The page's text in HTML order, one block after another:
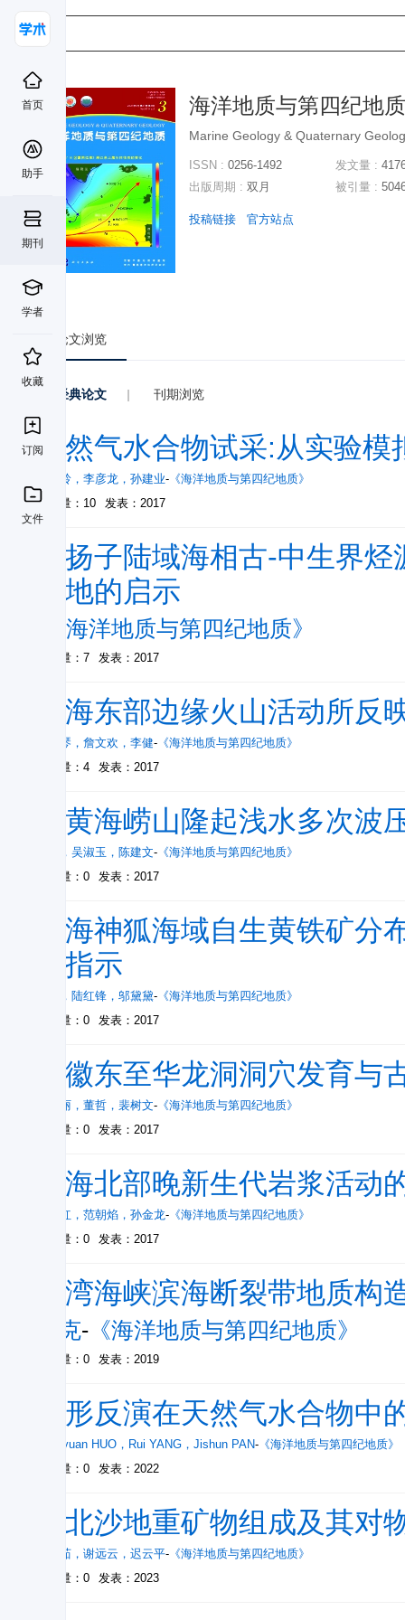
首页
助手
期刊
学者
收藏
订阅
文件
海洋地质与第四纪地质
Marine Geology & Quaternary
ISSN : 0256-1492
出版周期 : 双月
发文量 :
被引量 :
投稿链接 官方站点
论文浏览
经典论文 | 刊期浏览
天然气水合物试采:从实验模
刘昌岭 ， 李彦龙 ， 孙建业- 《海洋地质与第四纪地质》
被引量：10
发表：2017
下扬子陆域海相古-中生界
盆地的启示
《海洋地质与第四纪地质》
被引量：7 发表：2017
南海东部边缘火山活动所反
唐琴琴 ， 詹文欢 ， 李健- 《海洋地质与第四纪地质》
被引量：4
发表：2017
南黄海崂山隆起浅水多次波
， 吴淑玉 ， 陈建文- 《海洋地质与第四纪地质》
被引量：0
发表：2017
南海神狐海域自生黄铁矿
的指示
， 陆红锋 ， 邬黛黛- 《海洋地质与第四纪地质》
被引量：0
发表：2017
安徽东至华龙洞洞穴发育与
李潇丽 ， 董哲 ， 裴树文- 《海洋地质与第四纪地质》
被引量：0
发表：2017
南海北部晚新生代岩浆活动
夏少红 ， 范朝焰 ， 孙金龙- 《海洋地质与第四纪地质》
被引量：0
发表：2017
台湾海峡滨海断裂带地质构
邓克- 《海洋地质与第四纪地质》
被引量：0 发表：2019
波形反演在天然气水合物中
Yuanyuan HUO ， Rui YANG ， Jishun PAN- 《海洋地质与第四纪地质》
被引量：0
发表：2022
东北沙地重矿物组成及其对
张鑫茹 ， 谢远云 ， 迟云平- 《海洋地质与第四纪地质》
被引量：0
发表：2023